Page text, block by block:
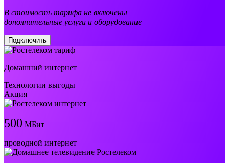
В стоимость тарифа не включены
дополнительные услуги и оборудование
Подключить
Домашний интернет
Технологии выгоды
Акция
500 МБит
проводной интернет